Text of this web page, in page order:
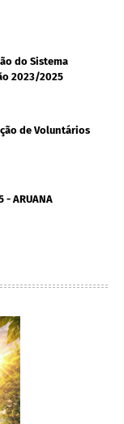
do Sistema
2023/2025
de Voluntários
ARUANA